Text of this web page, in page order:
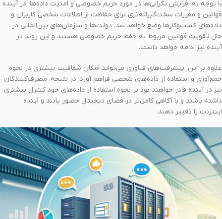
با توجه به افزایش نگرانی‌ها در مورد حریم خصوصی و امنیت داده‌ها، در آینده
قوانین و مقررات سخت‌گیرانه‌تری برای حفاظت از اطلاعات شخصی کاربران و
داده‌های کسب‌وکارها وضع خواهد شد. دولت‌ها و سازمان‌های بین‌المللی در
حال تقویت قوانین مربوط به حفظ حریم خصوصی هستند و این روند در
آینده نیز ادامه خواهد داشت.
علاوه بر این، پیشرفت‌های فناوری می‌تواند امکان شفافیت بیشتری در نحوه
جمع‌آوری و استفاده از داده‌های شخصی فراهم آورد. در نتیجه، مصرف‌کنندگان
نیز در آینده قادر خواهند بود بر نحوه استفاده از داده‌های خود کنترل بیشتری
داشته باشند و با آگاهی کامل‌تر در فضای دیجیتال حضور یابند و آینده
اینترنت را تغییر دهند.